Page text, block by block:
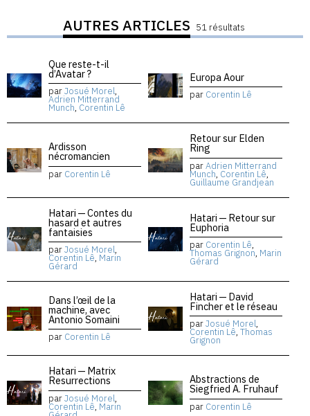
AUTRES ARTICLES 51 résultats
Que reste-t-il
d’Avatar ?
parJosué Morel,
Adrien Mitterrand
Munch, Corentin Lê
Europa Aour
par Corentin Lê
Ardisson
nécromancien
par Corentin Lê
Retour sur Elden
Ring
parAdrien Mitterrand
Munch, Corentin Lê,
Guillaume Grandjean
Hatari — Contes du
hasard et autres
fantaisies
parJosué Morel,
Corentin Lê, Marin
Gérard
Hatari — Retour sur
Euphoria
par Corentin Lê,
Thomas Grignon, Marin
Gérard
Dans l’œil de la
machine, avec
Antonio Somaini
par Corentin Lê
Hatari — David
Fincher et le réseau
parJosué Morel,
Corentin Lê, Thomas
Grignon
Hatari — Matrix
Resurrections
parJosué Morel,
Corentin Lê, Marin
Abstractions de
Siegfried A. Fruhauf
par Corentin Lê